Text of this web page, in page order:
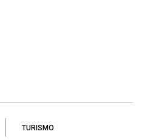
TURISMO